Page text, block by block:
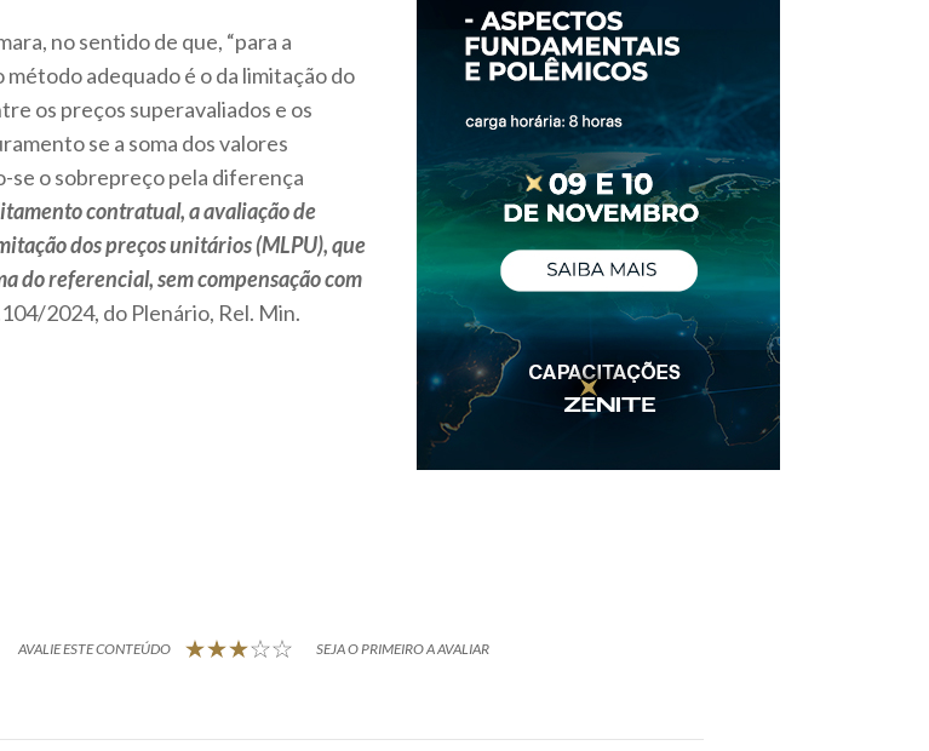
no sentido de que, “para a
adequado é o da limitação do
os preços superavaliados e os
se a soma dos valores
se o sobrepreço pela diferença
contratual, a avaliação de
dos preços unitários (MLPU), que
do referencial, sem compensação com
2024, do Plenário, Rel. Min.
AVALIE ESTE CONTEÚDO SEJA O PRIMEIRO A AVALIAR